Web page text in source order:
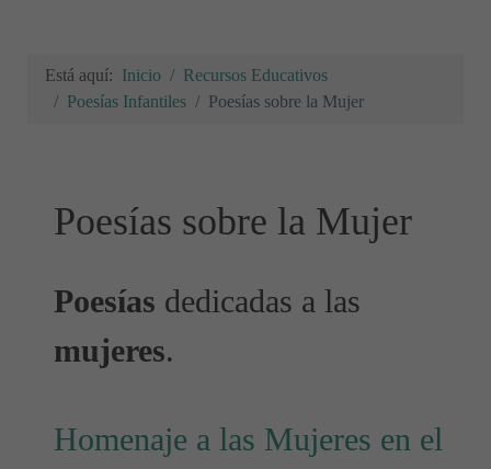
Está aquí: Inicio
Recursos Educativos
Poesías Infantiles
Poesías sobre la Mujer
Poesías sobre la Mujer
Poesías dedicadas a las
mujeres.
Homenaje a las Mujeres en el